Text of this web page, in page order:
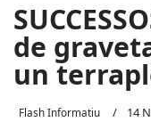
de
un
Flash Informatiu 14